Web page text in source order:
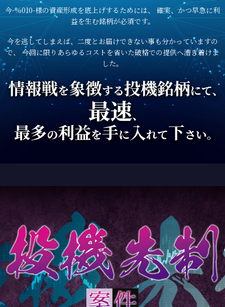
今-%010-様の資産形成を底上げするためには、
確実、かつ早急に利
益を生む銘柄が必須です。
今を逃してしまえば、二度とお届けできない事も分かっていますの
で、 今回に限りあらゆるコストを省いた破格での提供へ漕ぎ着けま
した。